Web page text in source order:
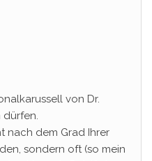
von Dr.
dürfen.
nach dem Grad Ihrer
sondern oft (so mein